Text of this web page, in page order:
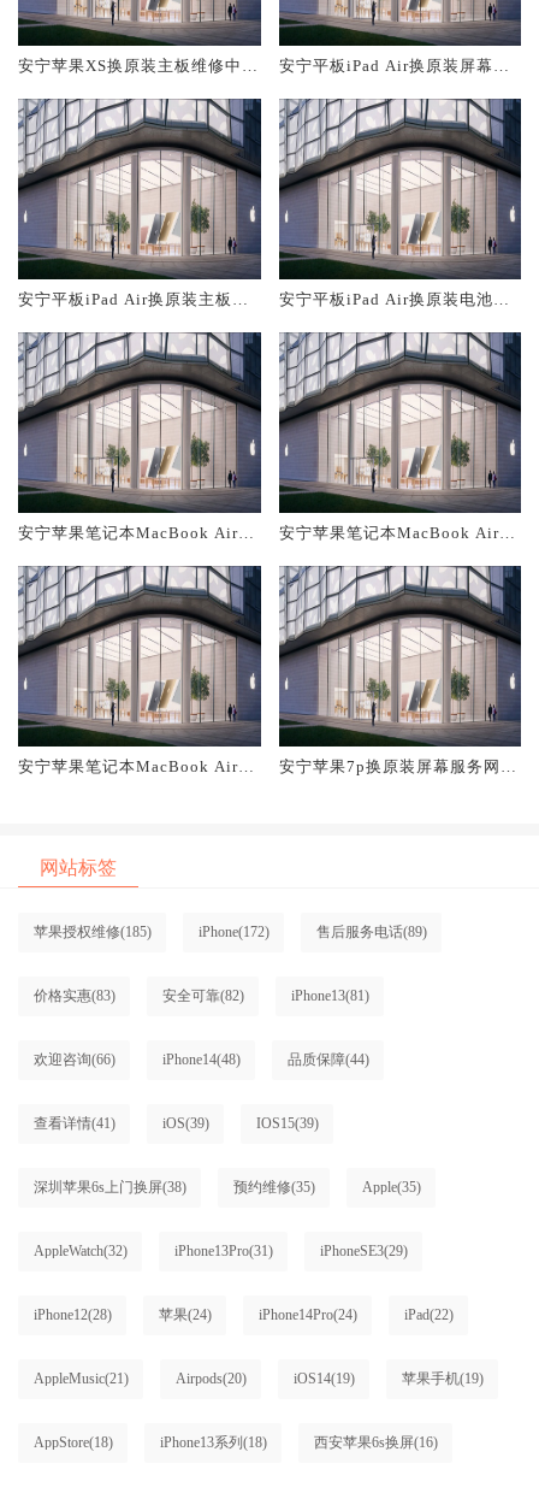
安宁苹果XS换原装主板维修中心
安宁平板iPad Air换原装屏幕服
安宁平板iPad Air换原装主板维
安宁平板iPad Air换原装电池维
安宁苹果笔记本MacBook Air换
安宁苹果笔记本MacBook Air换
安宁苹果笔记本MacBook Air换
安宁苹果7p换原装屏幕服务网点
网站标签
苹果授权维修(185) iPhone(172) 售后服务电话(89)
价格实惠(83) 安全可靠(82) iPhone13(81)
欢迎咨询(66) iPhone14(48) 品质保障(44)
查看详情(41) iOS(39) IOS15(39)
深圳苹果6s上门换屏(38) 预约维修(35) Apple(35)
AppleWatch(32) iPhone13Pro(31) iPhoneSE3(29)
iPhone12(28) 苹果(24) iPhone14Pro(24) iPad(22)
AppleMusic(21) Airpods(20) iOS14(19) 苹果手机(19)
AppStore(18) iPhone13系列 (18) 西安苹果6s换屏(16)